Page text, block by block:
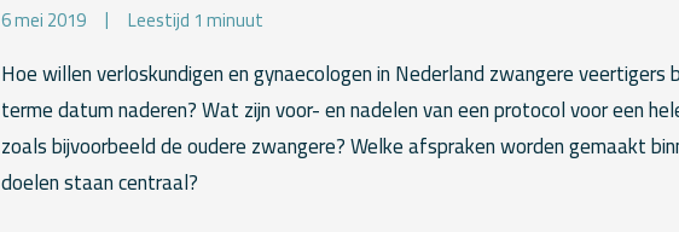
6 mei 2019 Leestijd 1 minuut
Hoe willen verloskundigen en gynaecologen in Nederland zwangere veertigers
terme datum naderen? Wat zijn voor- en nadelen van een protocol voor een
zoals bijvoorbeeld de oudere zwangere? Welke afspraken worden gemaakt
doelen staan centraal?